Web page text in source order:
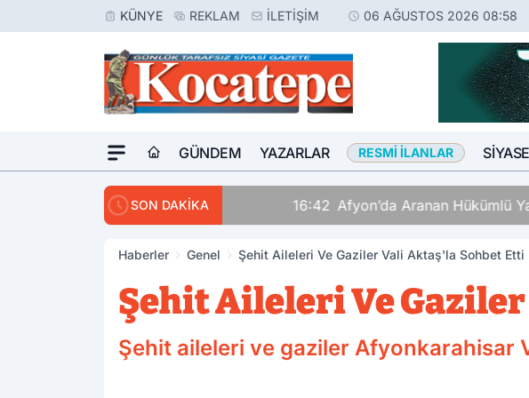
KÜNYE REKLAM İLETIŞIM 06 AĞUSTOS 2026 08:58
GÜNDEM YAZARLAR RESMI İLANLAR
SON DAKİKA Afyon’da Aranan Hükümlü Yakayı
Haberler Genel Şehit Aileleri Ve Gaziler Vali Aktaş'la Sohbet Etti
Şehit Aileleri Ve
Şehit aileleri ve gaziler Afyonkarahisar